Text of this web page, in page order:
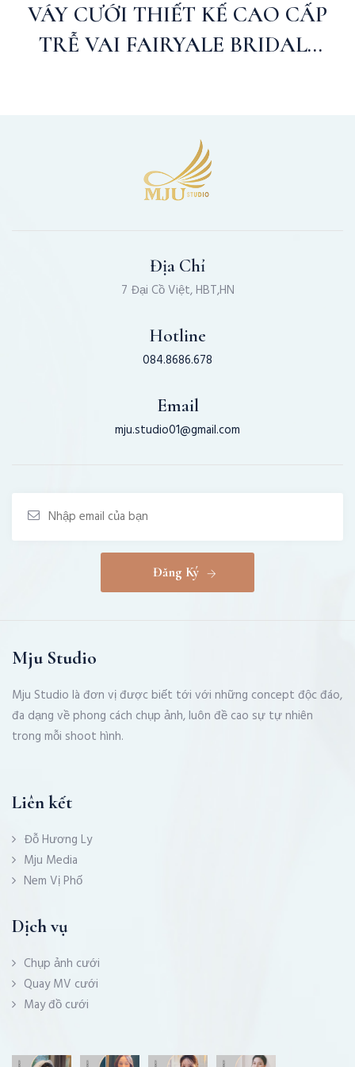
VÁY CƯỚI THIẾT KẾ CAO CẤP
TRỄ VAI FAIRYALE BRIDAL |
Địa Chỉ
7 Đại Cồ Việt, HBT,HN
Hotline
084.8686.678
Email
mju.studio01@gmail.com
Đăng Ký
Mju Studio
Mju Studio là đơn vị được biết tới với những concept độc đáo,
đa dạng về phong cách chụp ảnh, luôn đề cao sự tự nhiên
trong mỗi shoot hình.
Liên kết
Đỗ Hương Ly
Mju Media
Nem Vị Phố
Dịch vụ
Chụp ảnh cưới
Quay MV cưới
May đồ cưới